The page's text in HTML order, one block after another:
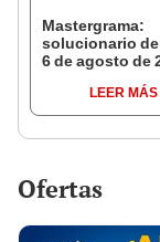
Mastergrama:
solucionario
6 de agosto de
LEER MÁS
Ofertas